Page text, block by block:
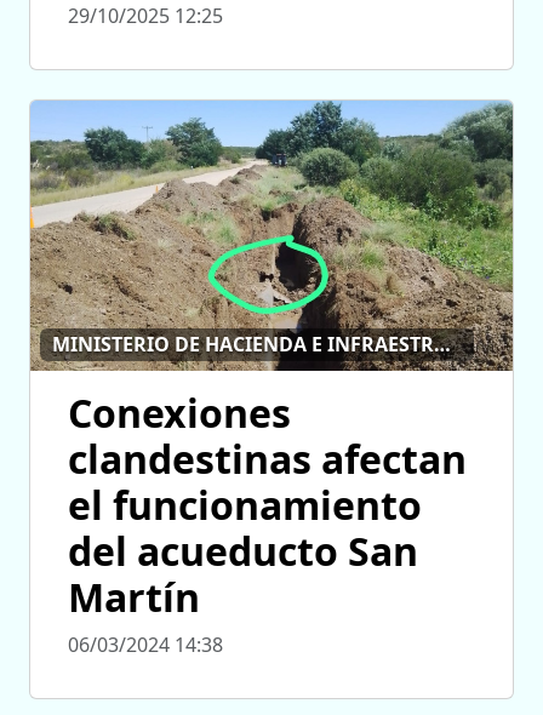
29/10/2025 12:25
MINISTERIO DE HACIENDA E INFRAESTRUCTURA PÚBLICA
Conexiones
clandestinas afectan
el funcionamiento
del acueducto San
Martín
06/03/2024 14:38